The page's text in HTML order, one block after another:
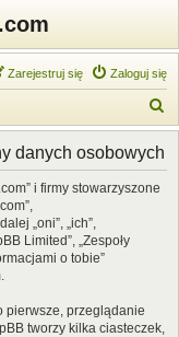
Zaloguj się
Zarejestruj się
z
danych osobowych
i firmy stowarzyszone
„oni”, „ich”,
Limited”, „Zespoły
o tobie”
pierwsze, przeglądanie
tworzy kilka ciasteczek,